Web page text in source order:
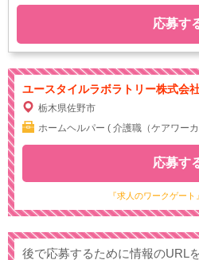
応募す
ユースタイルラボラトリー株式会
栃木県佐野市
ホームヘルパー ( 介護職（ケアワー
『求人のワークゲー
応募す
後で応募するために情報のURL